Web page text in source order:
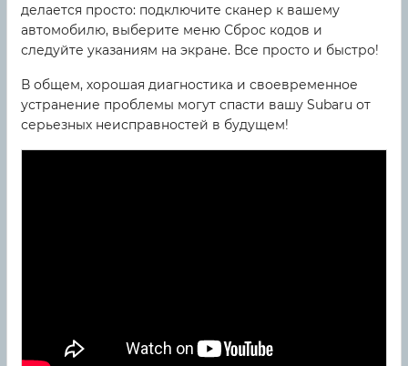
делается просто: подключите сканер к вашему
автомобилю, выберите меню Сброс кодов и
следуйте указаниям на экране. Все просто и быстро!
В общем, хорошая диагностика и своевременное
устранение проблемы могут спасти вашу Subaru от
серьезных неисправностей в будущем!